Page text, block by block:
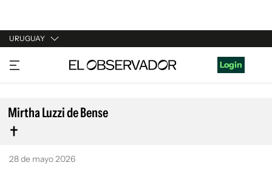
URUGUAY
URUGUAY
ARGENTINA
ESPAÑA
ESTADOS UNIDOS
Login
Mirtha Luzzi de Bense
28 de mayo 2026